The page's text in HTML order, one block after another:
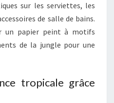
sur les serviettes, les
de salle de bains.
un papier peint à motifs
de la jungle pour une
tropicale grâce